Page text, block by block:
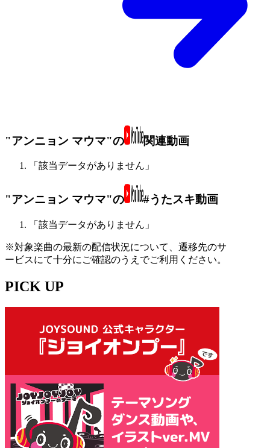
"アンニョン マウマ"の 関連動画
「該当データがありません」
"アンニョン マウマ"の #うたスキ動画
「該当データがありません」
※対象楽曲の最新の配信状況について、遷移先のサ
ービスにて十分にご確認のうえでご利用ください。
PICK UP